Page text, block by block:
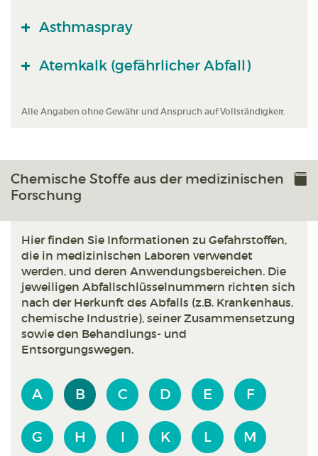
Asthmaspray
Atemkalk (gefährlicher Abfall)
Alle Angaben ohne Gewähr und Anspruch auf Vollständigkeit.
Chemische Stoffe aus der medizinischen
Forschung
Hier finden Sie Informationen zu Gefahrstoffen,
die in medizinischen Laboren verwendet
werden, und deren Anwendungsbereichen. Die
jeweiligen Abfallschlüsselnummern richten sich
nach der Herkunft des Abfalls (z.B. Krankenhaus,
chemische Industrie), seiner Zusammensetzung
sowie den Behandlungs- und
Entsorgungswegen.
A B C D E F
G H I K L M